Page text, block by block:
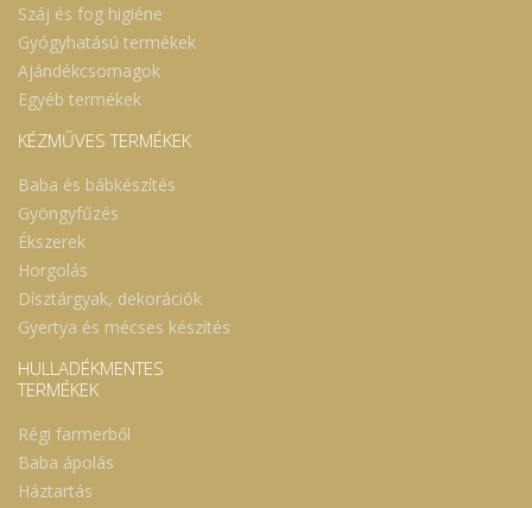
Száj és fog higiéne
Gyógyhatású termékek
Ajándékcsomagok
Egyéb termékek
KÉZMŰVES TERMÉKEK
Baba és bábkészítés
Gyöngyfűzés
Ékszerek
Horgolás
Dísztárgyak, dekorációk
Gyertya és mécses készítés
HULLADÉKMENTES
TERMÉKEK
Régi farmerből
Baba ápolás
Háztartás